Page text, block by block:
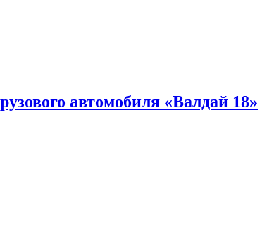
автомобиля «Валдай 18»